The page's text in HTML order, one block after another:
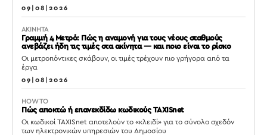
09|08|2026
ΑΚΙΝΗΤΑ
Γραμμή 4 Μετρό: Πώς η αναμονή για τους νέους σταθμούς
ανεβάζει ήδη τις τιμές στα ακίνητα — και ποιο είναι το ρίσκο
Οι μετροπόντικες σκάβουν, οι τιμές τρέχουν πιο γρήγορα από τα
έργα
09|08|2026
HOW TO
Πώς αποκτώ ή επανεκδίδω κωδικούς TAXISnet
Οι κωδικοί TAXISnet αποτελούν το «κλειδί» για το σύνολο σχεδόν
των ηλεκτρονικών υπηρεσιών του Δημοσίου